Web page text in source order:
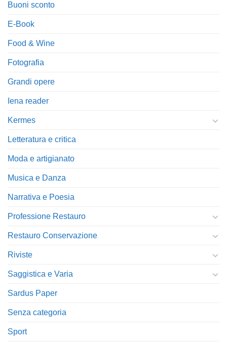
Buoni sconto
E-Book
Food & Wine
Fotografia
Grandi opere
Iena reader
Kermes
Letteratura e critica
Moda e artigianato
Musica e Danza
Narrativa e Poesia
Professione Restauro
Restauro Conservazione
Riviste
Saggistica e Varia
Sardus Paper
Senza categoria
Sport